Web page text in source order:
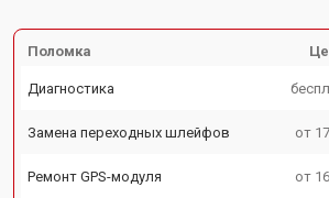
Поломка
Диагностика
Замена переходных шлейфов от
Ремонт GPS-модуля от